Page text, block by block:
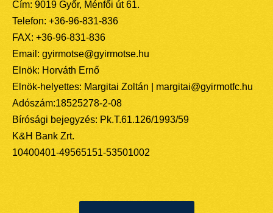
Cím: 9019 Győr, Ménfői út 61.
Telefon: +36-96-831-836
FAX: +36-96-831-836
Email: gyirmotse@gyirmotse.hu
Elnök: Horváth Ernő
Elnök-helyettes: Margitai Zoltán | margitai@gyirmotfc.hu
Adószám:18525278-2-08
Bírósági bejegyzés: Pk.T.61.126/1993/59
K&H Bank Zrt.
10400401-49565151-53501002